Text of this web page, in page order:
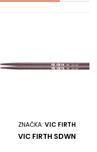
ZNAČKA: VIC FIRTH
VIC FIRTH SDWN